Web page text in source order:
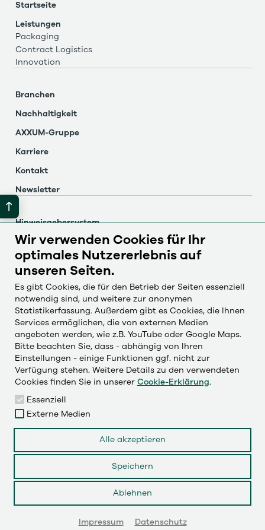
Startseite
Leistungen
Packaging
Contract Logistics
Innovation
Branchen
Nachhaltigkeit
AXXUM-Gruppe
Karriere
Kontakt
Newsletter
Hinweisgebersystem
Impressum
Datenschutz
Česky
Deutsch
English
Français
LinkedIn
Instagram
YouTube
© 2026
Wir verwenden Cookies für Ihr
optimales Nutzererlebnis auf
unseren Seiten.
Es gibt Cookies, die für den Betrieb der Seiten essenziell
notwendig sind, und weitere zur anonymen
Statistikerfassung. Außerdem gibt es Cookies, die Ihnen
Services ermöglichen, die von externen Medien
angeboten werden, wie z.B. YouTube oder Google Maps.
Bitte beachten Sie, dass - abhängig von Ihren
Einstellungen - einige Funktionen ggf. nicht zur
Verfügung stehen. Weitere Details zu den verwendeten
Cookies finden Sie in unserer Cookie-Erklärung.
Essenziell
Externe Medien
Alle akzeptieren
Speichern
Ablehnen
Impressum Datenschutz